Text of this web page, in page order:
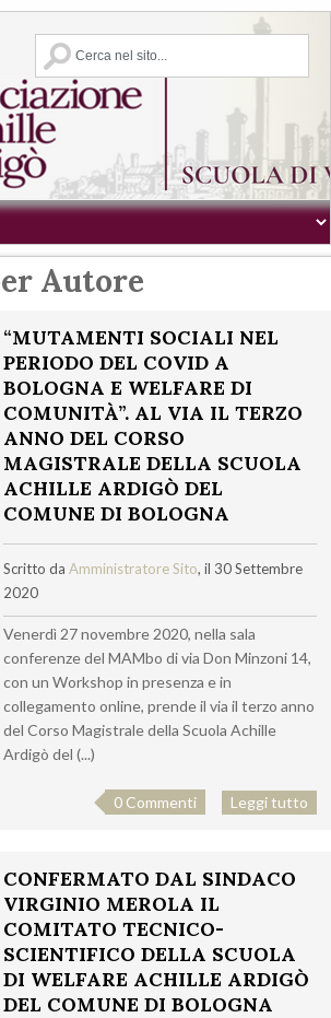
Autore
“MUTAMENTI SOCIALI NEL
PERIODO DEL COVID A
BOLOGNA E WELFARE DI
COMUNITÀ”. AL VIA IL TERZO
ANNO DEL CORSO
MAGISTRALE DELLA SCUOLA
ACHILLE ARDIGÒ DEL
COMUNE DI BOLOGNA
Scritto da Amministratore Sito, il 30 Settembre
2020
Venerdì 27 novembre 2020, nella sala
conferenze del MAMbo di via Don Minzoni 14,
con un Workshop in presenza e in
collegamento online, prende il via il terzo anno
del Corso Magistrale della Scuola Achille
Ardigò del (...)
0 Commenti Leggi tutto
CONFERMATO DAL SINDACO
VIRGINIO MEROLA IL
COMITATO TECNICO-
SCIENTIFICO DELLA SCUOLA
DI WELFARE ACHILLE ARDIGÒ
DEL COMUNE DI BOLOGNA